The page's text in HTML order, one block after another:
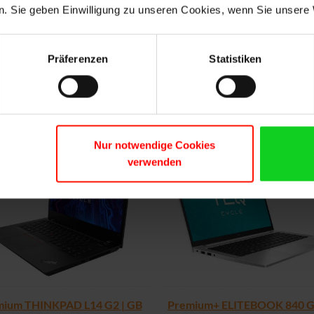
Sie geben Einwilligung zu unseren Cookies, wenn Sie unsere
Präferenzen Statistiken
Nur notwendige Cookies
verwenden
MEHR INFORMATIONEN
10610U/16GB/512M2/FHD/C/
474,00 €
MEHR
THINKPAD L14 G2 | GB Premium+ ELITEBOOK 840